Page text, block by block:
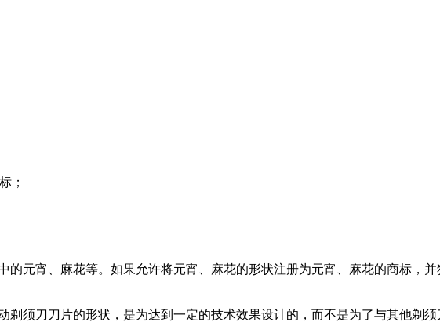
；
元宵、麻花等。如果允许将元宵、麻花的形状注册为元宵、麻花的商标，
须刀刀片的形状，是为达到一定的技术效果设计的，而不是为了与其他剃